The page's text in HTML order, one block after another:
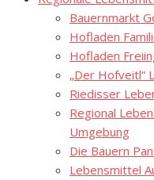
Bauernmarkt
Hofladen
Hofladen
„Der Hofveitl“
Riedisser
Regional
Umgebung
Die Bauern
Lebensmittel